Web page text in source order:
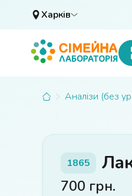
Харків
Аналізи (без
1865
700 грн.